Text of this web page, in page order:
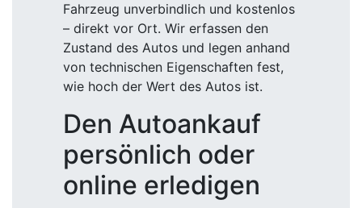
Fahrzeug unverbindlich und kostenlos
– direkt vor Ort. Wir erfassen den
Zustand des Autos und legen anhand
von technischen Eigenschaften fest,
wie hoch der Wert des Autos ist.
Den Autoankauf
persönlich oder
online erledigen